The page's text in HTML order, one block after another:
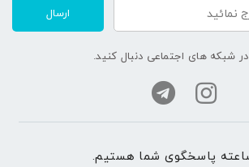
ارسال
در شبکه های اجتماعی دنبال کنید.